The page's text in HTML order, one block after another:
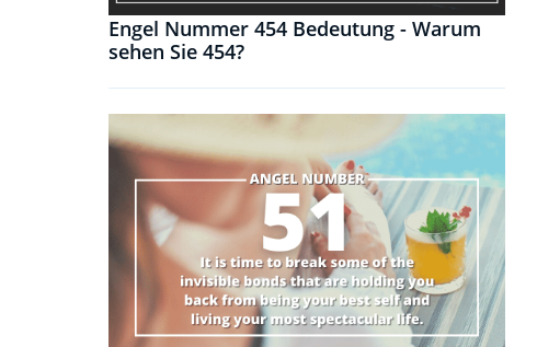
Engel Nummer 454 Bedeutung - Warum
sehen Sie 454?